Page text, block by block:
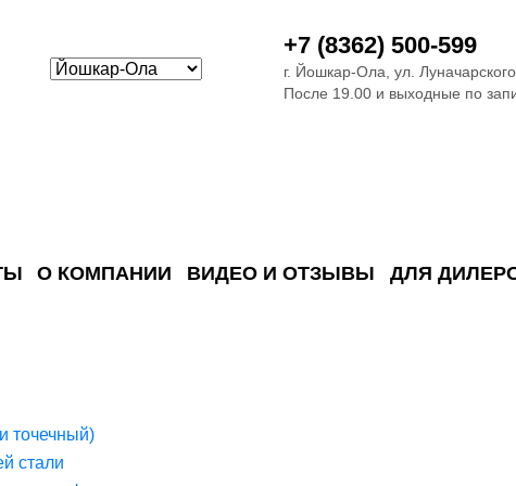
+7 (8362) 500-599
г. Йошкар-Ола, ул.
После 19.00 и выходные по
О КОМПАНИИ ВИДЕО И ОТЗЫВЫ ДЛЯ
точечный)
стали